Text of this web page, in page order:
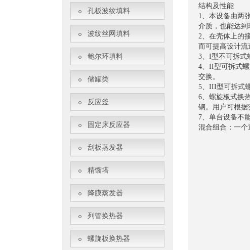
孔板波纹填料
波纹丝网填料
鲍尔环填料
储罐类
反应釜
固定床反应器
刮板蒸发器
精馏塔
降膜蒸发器
列管换热器
螺旋板换热器
结构及性能
1、本设备由两
介质，也能达到
2、在壳体上的
而可提高设计流
3、I型不可拆式
4、II型可拆式
交换。
5、III型可拆式
6、螺旋板式换
钢。用户可根据
7、单台设备不
混合组合：一个